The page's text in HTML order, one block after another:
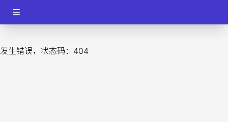
发生错误，状态码： 404